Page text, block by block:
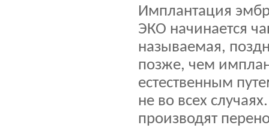
Имплантация
ЭКО начинается
называемая,
позже, чем
естественным
не во всех
производят